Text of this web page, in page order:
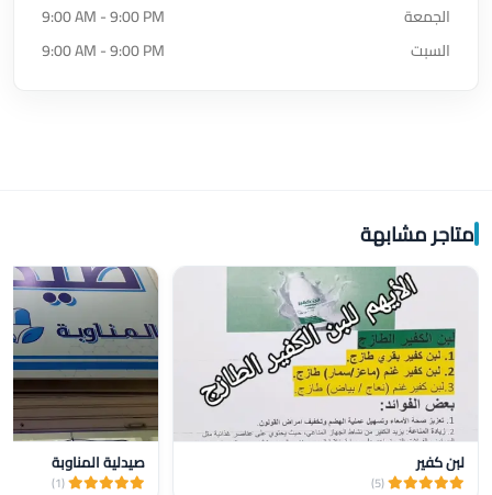
الجمعة
9:00 AM - 9:00 PM
السبت
9:00 AM - 9:00 PM
متاجر مشابهة
لبن كفير
(5)
صيدلية المناوبة
(1)